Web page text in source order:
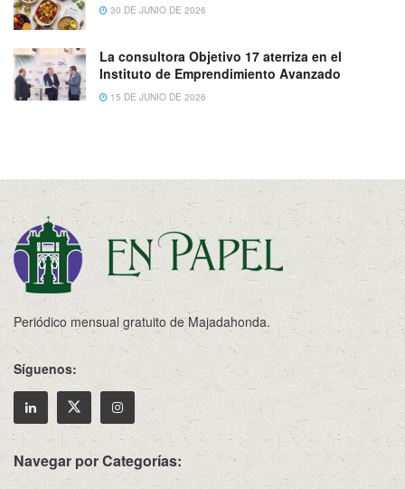
30 DE JUNIO DE 2026
La consultora Objetivo 17 aterriza en el
Instituto de Emprendimiento Avanzado
15 DE JUNIO DE 2026
Periódico mensual gratuito de Majadahonda.
Síguenos:
Navegar por Categorías: